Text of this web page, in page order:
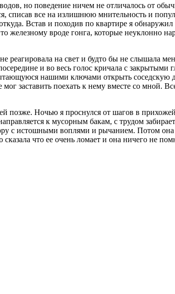
но поведение ничем не отличалось от
списав все на излишнюю мнительность и
Встав и походив по квартире я
вроде гонга, которые неуклонно
реагировала на свет и будто бы не
и во весь голос кричала с
нашими ключами открыть соседскую
заставить поехать к нему вместе со мной.
позже. Ночью я проснулся от шагов в
к мусорным бакам, с трудом
с истошными воплями и рычанием. Потом
сказала что ее очень ломает и она ничего не